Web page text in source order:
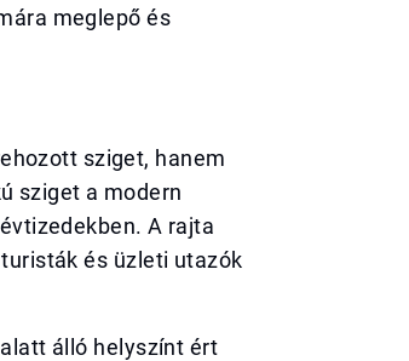
meglepő és
sziget, hanem
sziget a modern
A rajta
és üzleti utazók
álló helyszínt ért